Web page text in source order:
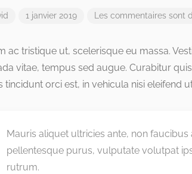
1 janvier 2019 Les commentaires sont
ac tristique ut, scelerisque eu massa.
vitae, tempus sed augue. Curabitur
tincidunt orci est, in vehicula nisi eleifend
Mauris aliquet ultricies ante, non
pellentesque purus, vulputate volutpat
rutrum.